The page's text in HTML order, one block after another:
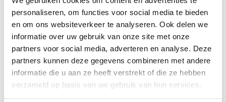
personaliseren, om functies voor social media te bieden
en om ons websiteverkeer te analyseren. Ook delen we
informatie over uw gebruik van onze site met onze
partners voor social media, adverteren en analyse. Deze
partners kunnen deze gegevens combineren met andere
informatie die u aan ze heeft verstrekt of die ze hebben
verzameld op basis van uw gebruik van hun services.
Beperkingen
De voucher is niet cumuleerbaar met andere acties,
kortingen of promoties.
Enkel originele, geldige vouchercodes worden
geaccepteerd. Vervalsing of misbruik leidt tot
onmiddellijke uitsluiting van deelname.
De organisator behoudt zich het recht voor om